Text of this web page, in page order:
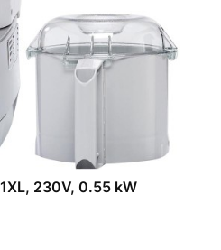
230V, 0.55 kW